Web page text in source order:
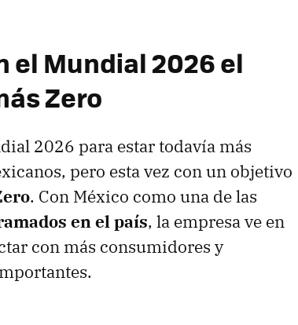
el Mundial 2026 el
Zero
2026 para estar todavía más
pero esta vez con un objetivo
. Con México como una de las
en el país, la empresa ve en
con más consumidores y